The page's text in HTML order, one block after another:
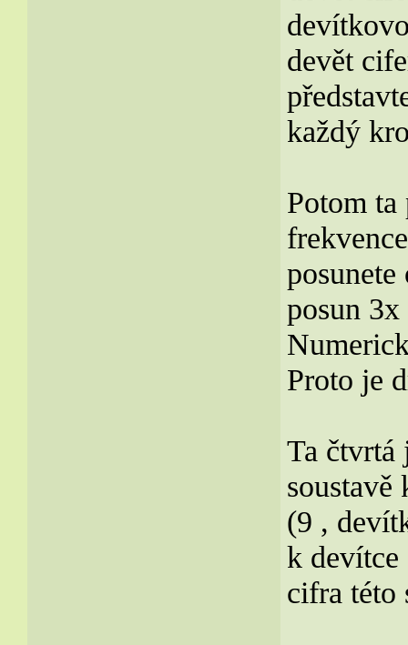
devět
každý
Potom
posun
Proto je
Ta čtvrtá
soustavě
(9 ,
k
cifra této